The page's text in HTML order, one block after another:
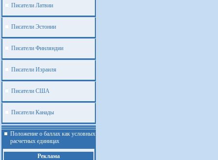
Писатели Латвии
Писатели Эстонии
Писатели Финляндии
Писатели Израиля
Писатели США
Писатели Канады
Положение о баллах как условных
расчетных единицах
Реклама